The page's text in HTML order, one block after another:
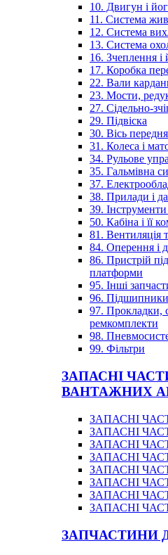
10. Двигун і
11. Система
12. Система
13. Система
16. Зчеплення
17. Коробка
22. Вали
23. Мости,
27. Сідельно-
29. Підвіска
30. Вісь
31. Колеса і
34. Рульове
35. Гальмівна
37.
38. Прилади і
39.
50. Кабіна і її
81. Вентиляція
84. Оперення і
86. Пристрій
платформи
95. Інші
96. Підшипники
97. Прокладки,
ремкомплекти
98.
99. Фільтри
ЗАПАСНІ
ВАНТАЖНИХ
ЗАПАСНІ
ЗАПАСНІ
ЗАПАСНІ
ЗАПАСНІ
ЗАПАСНІ
ЗАПАСНІ
ЗАПАСНІ
ЗАПАСНІ
ЗАПЧАСТИНИ